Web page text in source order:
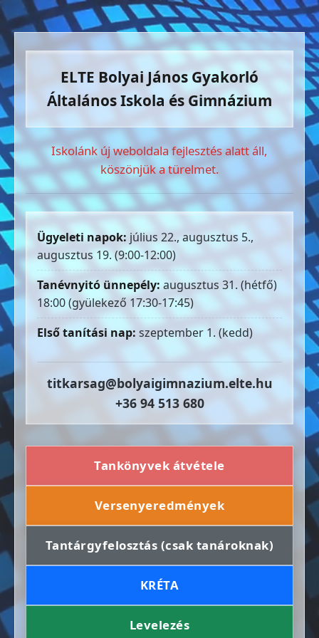
ELTE Bolyai János Gyakorló
Általános Iskola és Gimnázium
Iskolánk új weboldala fejlesztés alatt áll,
köszönjük a türelmet.
Ügyeleti napok: július 22., augusztus 5.,
augusztus 19. (9:00-12:00)
Tanévnyitó ünnepély: augusztus 31. (hétfő)
18:00 (gyülekező 17:30-17:45)
Első tanítási nap: szeptember 1. (kedd)
titkarsag@bolyaigimnazium.elte.hu
+36 94 513 680
Tankönyvek átvétele
Versenyeredmények
Tantárgyfelosztás (csak tanároknak)
KRÉTA
Levelezés